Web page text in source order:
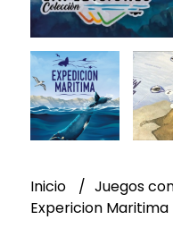
Inicio
Juegos
Expericion